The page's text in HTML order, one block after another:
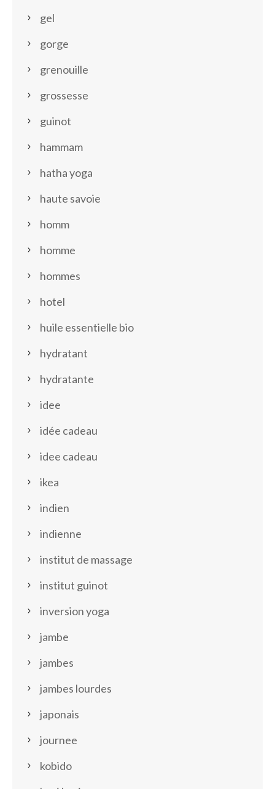
gel
gorge
grenouille
grossesse
guinot
hammam
hatha yoga
haute savoie
homm
homme
hommes
hotel
huile essentielle bio
hydratant
hydratante
idee
idée cadeau
idee cadeau
ikea
indien
indienne
institut de massage
institut guinot
inversion yoga
jambe
jambes
jambes lourdes
japonais
journee
kobido